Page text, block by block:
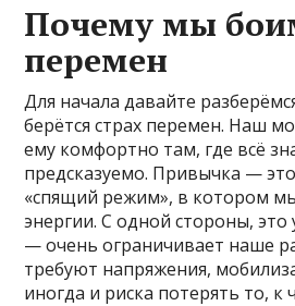
Почему мы
перемен
Для начала давайте
берётся страх перемен. Наш
ему комфортно там, где всё
предсказуемо. Привычка —
«спящий режим», в котором
энергии. С одной стороны, это
— очень ограничивает наше
требуют напряжения,
иногда и риска потерять то,